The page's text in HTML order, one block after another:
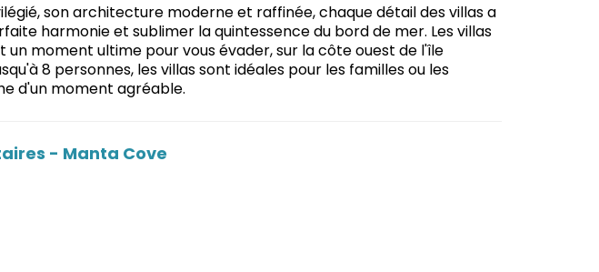
son architecture moderne et raffinée, chaque détail des villas a
harmonie et sublimer la quintessence du bord de mer. Les villas
un moment ultime pour vous évader, sur la côte ouest de l'île
8 personnes, les villas sont idéales pour les familles ou les
d'un moment agréable.
- Manta Cove